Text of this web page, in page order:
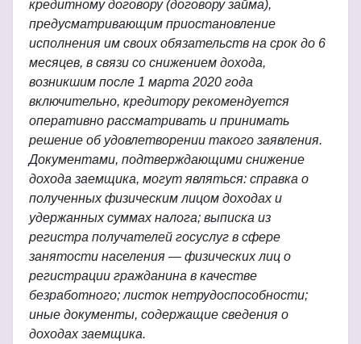
кредитному договору (договору займа),
предусматривающим приостановление
исполнения им своих обязательств на срок до 6
месяцев, в связи со снижением дохода,
возникшим после 1 марта 2020 года
включительно, кредитору рекомендуется
оперативно рассматривать и принимать
решение об удовлетворении такого заявления.
Документами, подтверждающими снижение
дохода заемщика, могут являться: справка о
полученных физическим лицом доходах и
удержанных суммах налога; выписка из
регистра получателей госуслуг в сфере
занятости населения — физических лиц о
регистрации гражданина в качестве
безработного; листок нетрудоспособности;
иные документы, содержащие сведения о
доходах заемщика.